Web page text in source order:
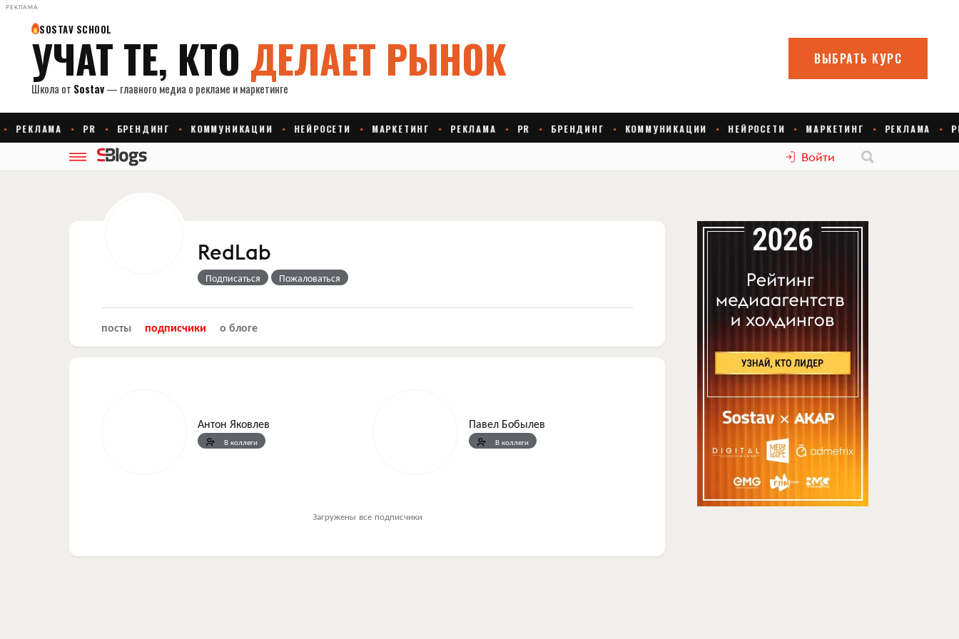
РЕКЛАМА
Войти
RedLab
Подписаться Пожаловаться
посты подписчики о блоге
Антон Яковлев
В коллеги
Павел Бобылев
В коллеги
Загружены все подписчики